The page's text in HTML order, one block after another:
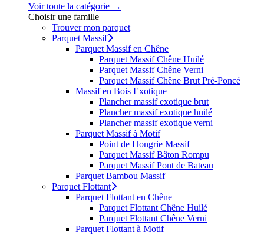
Voir toute la catégorie →
Choisir une famille
Trouver mon parquet
Parquet Massif
Parquet Massif en Chêne
Parquet Massif Chêne Huilé
Parquet Massif Chêne Verni
Parquet Massif Chêne Brut Pré-Poncé
Massif en Bois Exotique
Plancher massif exotique brut
Plancher massif exotique huilé
Plancher massif exotique verni
Parquet Massif à Motif
Point de Hongrie Massif
Parquet Massif Bâton Rompu
Parquet Massif Pont de Bateau
Parquet Bambou Massif
Parquet Flottant
Parquet Flottant en Chêne
Parquet Flottant Chêne Huilé
Parquet Flottant Chêne Verni
Parquet Flottant à Motif